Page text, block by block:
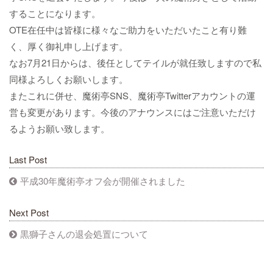
することになります。
OTE在任中は皆様に様々なご助力をいただいたこと有り難
く、厚く御礼申し上げます。
なお7月21日からは、後任としてテイルが就任致しますので私
同様よろしくお願いします。
またこれに併せ、魔術亭SNS、魔術亭Twitterアカウントの運
営も変更があります。今後のアナウンスにはご注意いただけ
るようお願い致します。
Last Post
平成30年魔術亭オフ会が開催されました
Next Post
黒獅子さんの退会処置について